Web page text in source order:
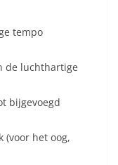
tempo
de luchthartige
bijgevoegd
(voor het oog,